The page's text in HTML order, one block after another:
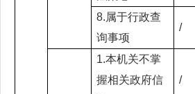
8.属于行政查
询事项
/
1.本机关不掌
握相关政府信
/